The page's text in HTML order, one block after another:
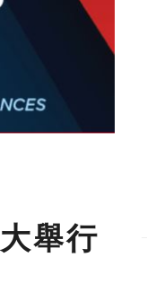
舉行